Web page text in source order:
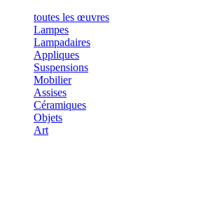
toutes les œuvres
Lampes
Lampadaires
Appliques
Suspensions
Mobilier
Assises
Céramiques
Objets
Art